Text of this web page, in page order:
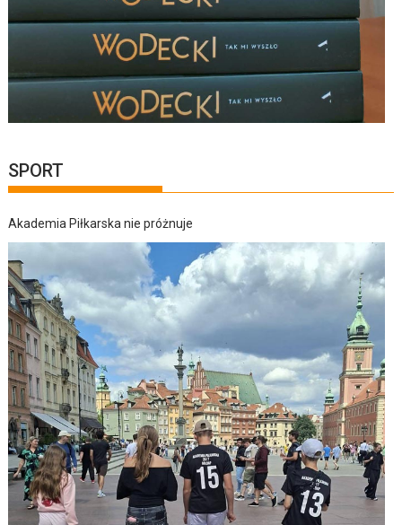
SPORT
Akademia Piłkarska nie próżnuje